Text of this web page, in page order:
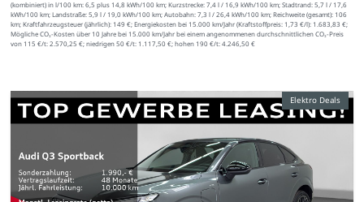
(kombiniert) in l/100 km: 6,5 plus 14,8 kWh/100 km; Kurzstrecke: 7,4 l / 16,9 kWh/100 km; Stadtrand: 5,7 l / 17,6
kWh/100 km; Landstraße: 5,9 l / 19,0 kWh/100 km; Autobahn: 7,3 l / 26,4 kWh/100 km; Reichweite (gesamt): 106
km; Kraftfahrzeugsteuer (jährlich): 149 €; Energiekosten bei 15.000 km/Jahr (Kraftstoffpreis: 1,73 €/l): 1.683,83 €;
Mögliche CO₂-Kosten über 10 Jahre bei 15.000 km/Jahr bei einem angenommenen durchschnittlichen CO₂-Preis
von 115 €/t: 2.570,25 €; niedrigen 50 €/t: 1.117,50 €; hohen 190 €/t: 4.246,50 €
Elektro Deals